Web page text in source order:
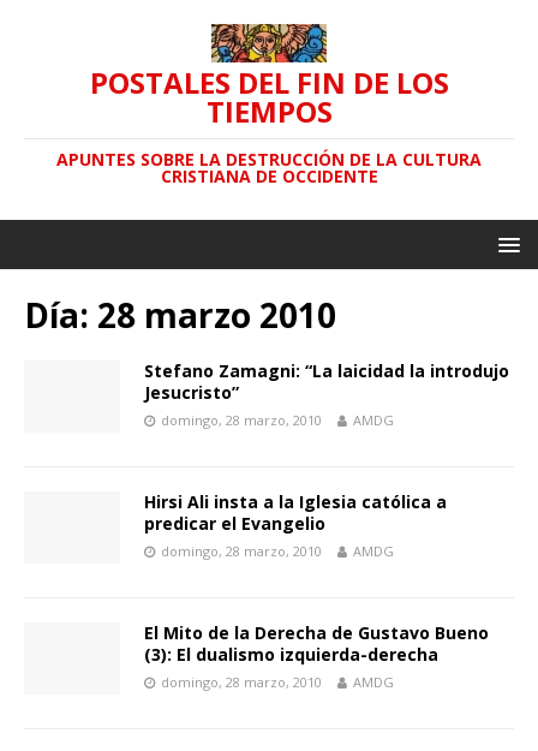
POSTALES DEL FIN DE LOS
TIEMPOS
APUNTES SOBRE LA DESTRUCCIÓN DE LA CULTURA
CRISTIANA DE OCCIDENTE
Día: 28 marzo 2010
Stefano Zamagni: “La laicidad la introdujo
Jesucristo”
domingo, 28 marzo, 2010 AMDG
Hirsi Ali insta a la Iglesia católica a
predicar el Evangelio
domingo, 28 marzo, 2010 AMDG
El Mito de la Derecha de Gustavo Bueno
(3): El dualismo izquierda-derecha
domingo, 28 marzo, 2010 AMDG